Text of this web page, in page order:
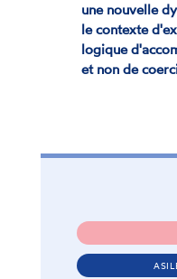
une nouvelle
le contexte
logique
et non de